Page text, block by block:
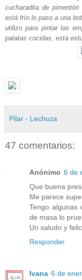
cucharadita de
está frío lo paso a una
utilizo para pintar las
patatas cocidas, está
Pilar - Lechuza
47 comentarios:
Anónimo 6 de
Que buena
Me parece
Tengo algunas
de masa lo
Un saludo y
Responder
Ivana 6 de